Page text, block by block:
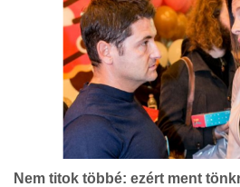
Nem titok többé: ezért ment